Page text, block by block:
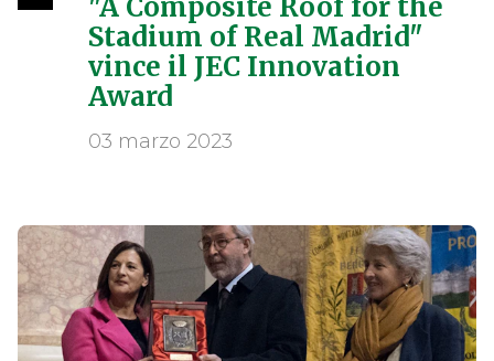
"A Composite Roof for the
Stadium of Real Madrid"
vince il JEC Innovation
Award
03 marzo 2023